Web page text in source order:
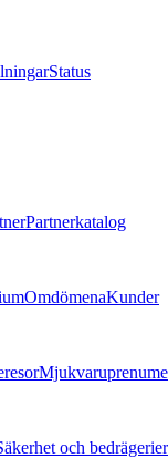
Status
Partnerkatalog
OmdömenaKunder
och bedrägerier